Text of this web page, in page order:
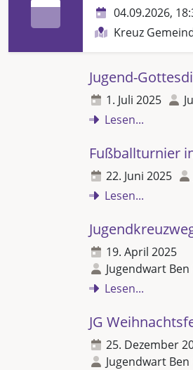
04.09.2026,
Kreuz
Jugend-
1. Juli 2025
Lesen...
Fußballturnier
22. Juni 2025
Lesen...
19. April 2025
Jugendwart Ben
Lesen...
JG
25. Dezember
Jugendwart Ben